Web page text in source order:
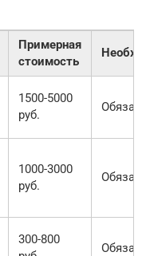
Примерная
стоимость
1500-5000
руб.
1000-3000
руб.
300-800